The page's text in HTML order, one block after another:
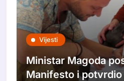
Vijesti
Ministar Magoda
Manifesto i